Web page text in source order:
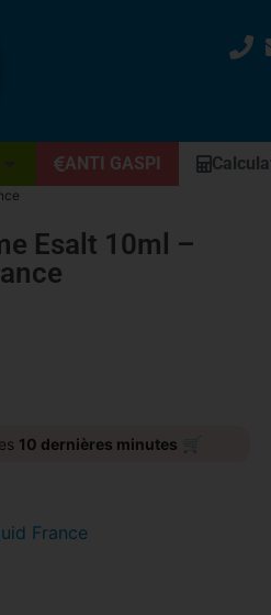
ANTI GASPI
Esalt 10ml –
10 dernières minutes 🛒
France